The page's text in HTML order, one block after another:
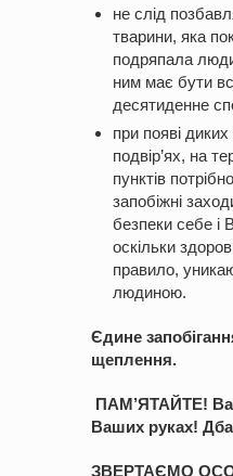
не слід
тварини, яка
подряпала
ним має бути
десятиденне
при появі
подвір’ях, на
пунктів
запобіжні
безпеки себе і
оскільки
правило,
людиною.
Єдине
щеплення.
ПАМ’ЯТАЙТЕ!
Ваших руках!
ЗВЕРТАЄМО